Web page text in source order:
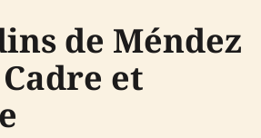
de Méndez
et